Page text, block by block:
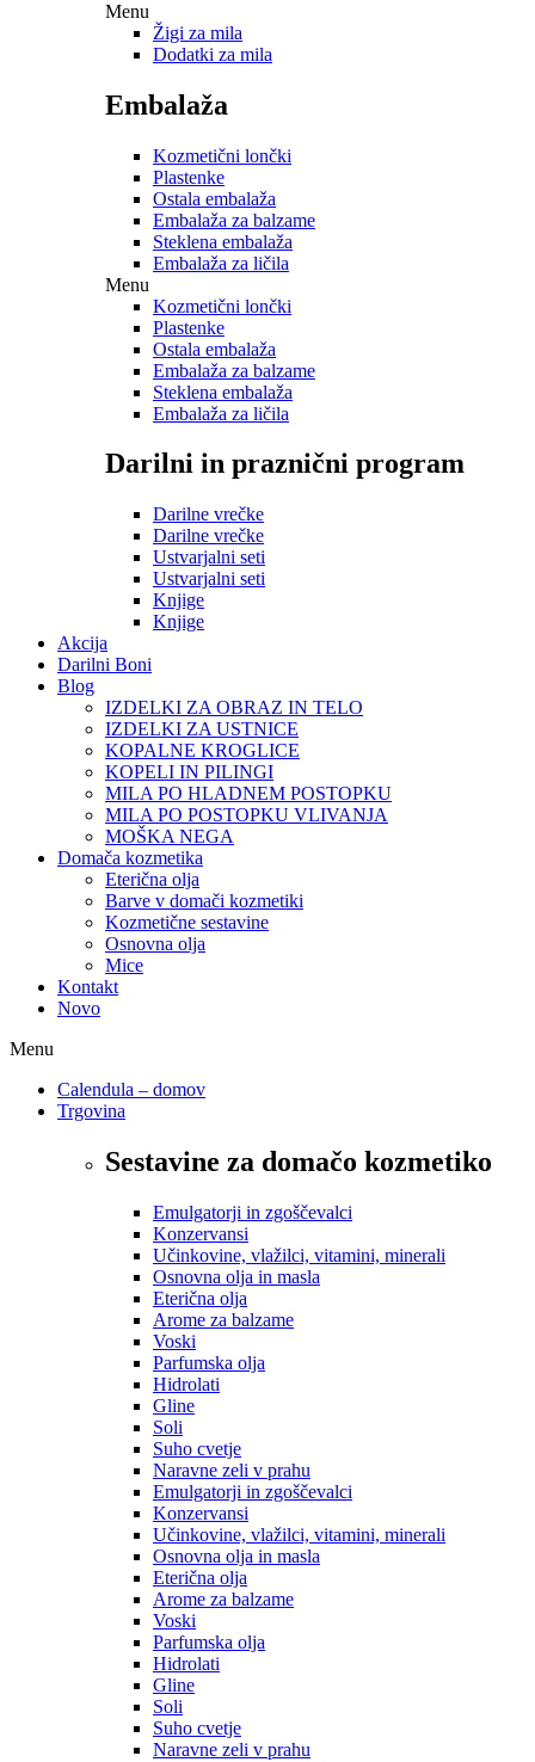
Menu
Žigi za mila
Dodatki za mila
Embalaža
Kozmetični lončki
Plastenke
Ostala embalaža
Embalaža za balzame
Steklena embalaža
Embalaža za ličila
Menu
Kozmetični lončki
Plastenke
Ostala embalaža
Embalaža za balzame
Steklena embalaža
Embalaža za ličila
Darilni in praznični program
Darilne vrečke
Darilne vrečke
Ustvarjalni seti
Ustvarjalni seti
Knjige
Knjige
Akcija
Darilni Boni
Blog
IZDELKI ZA OBRAZ IN TELO
IZDELKI ZA USTNICE
KOPALNE KROGLICE
KOPELI IN PILINGI
MILA PO HLADNEM POSTOPKU
MILA PO POSTOPKU VLIVANJA
MOŠKA NEGA
Domača kozmetika
Eterična olja
Barve v domači kozmetiki
Kozmetične sestavine
Osnovna olja
Mice
Kontakt
Novo
Menu
Calendula – domov
Trgovina
Sestavine za domačo kozmetiko
Emulgatorji in zgoščevalci
Konzervansi
Učinkovine, vlažilci, vitamini, minerali
Osnovna olja in masla
Eterična olja
Arome za balzame
Voski
Parfumska olja
Hidrolati
Gline
Soli
Suho cvetje
Naravne zeli v prahu
Emulgatorji in zgoščevalci
Konzervansi
Učinkovine, vlažilci, vitamini, minerali
Osnovna olja in masla
Eterična olja
Arome za balzame
Voski
Parfumska olja
Hidrolati
Gline
Soli
Suho cvetje
Naravne zeli v prahu